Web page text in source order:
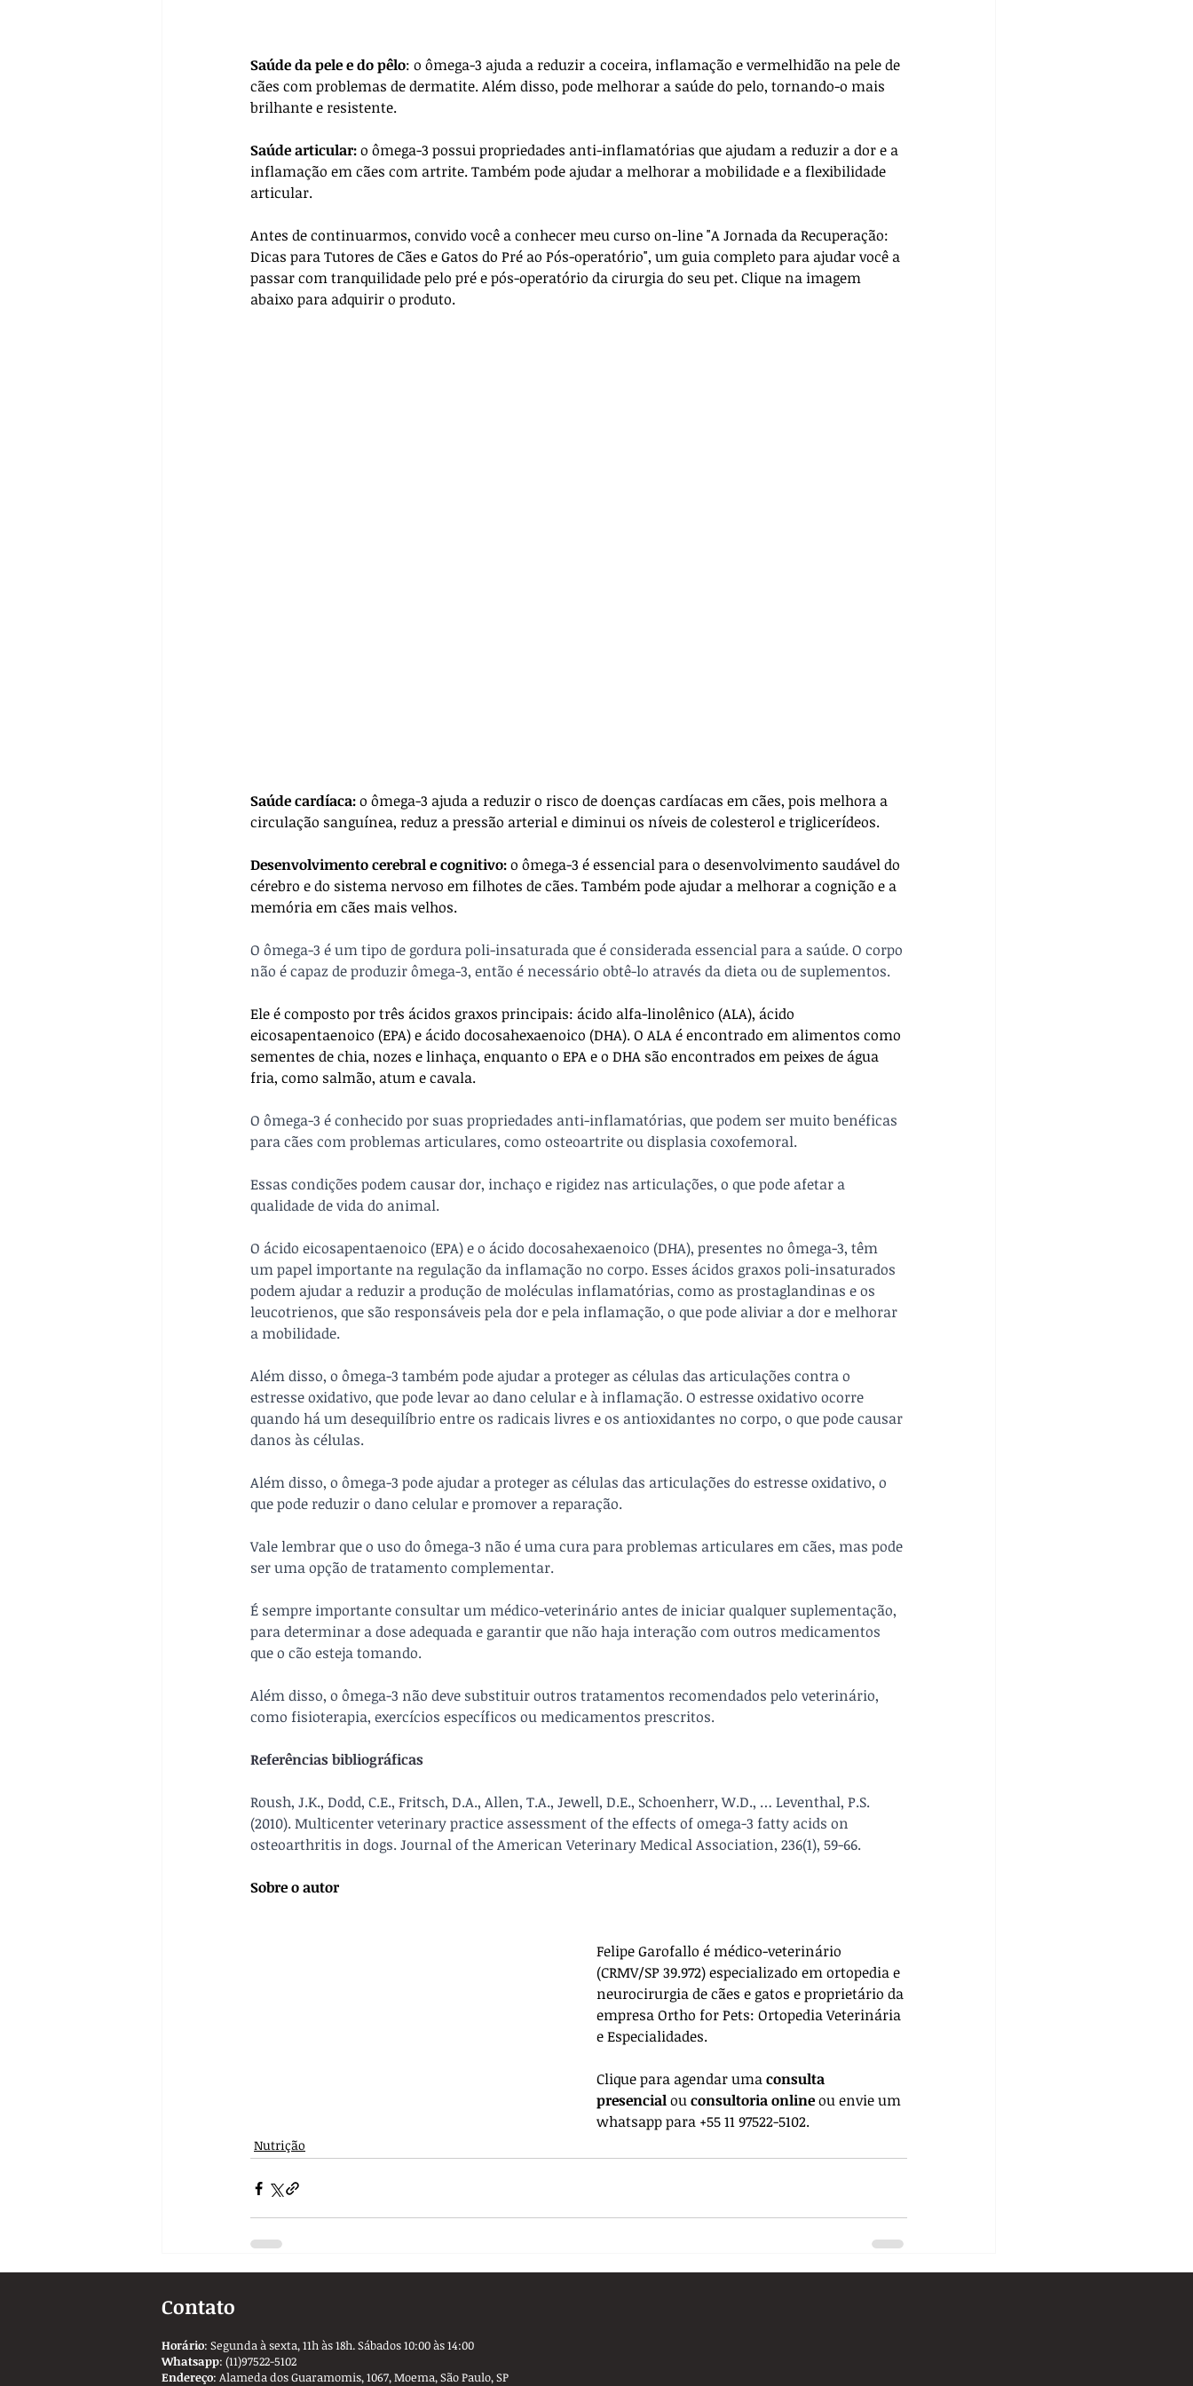
Saúde da pele e do pêlo: o ômega-3 ajuda a reduzir a coceira, inflamação e vermelhidão na pele de
cães com problemas de dermatite. Além disso, pode melhorar a saúde do pelo, tornando-o mais
brilhante e resistente.
Saúde articular: o ômega-3 possui propriedades anti-inflamatórias que ajudam a reduzir a dor e a
inflamação em cães com artrite. Também pode ajudar a melhorar a mobilidade e a flexibilidade
articular.
Antes de continuarmos, convido você a conhecer meu curso on-line "A Jornada da Recuperação:
Dicas para Tutores de Cães e Gatos do Pré ao Pós-operatório", um guia completo para ajudar você a
passar com tranquilidade pelo pré e pós-operatório da cirurgia do seu pet. Clique na imagem
abaixo para adquirir o produto.
Saúde cardíaca: o ômega-3 ajuda a reduzir o risco de doenças cardíacas em cães, pois melhora a
circulação sanguínea, reduz a pressão arterial e diminui os níveis de colesterol e triglicerídeos.
Desenvolvimento cerebral e cognitivo: o ômega-3 é essencial para o desenvolvimento saudável do
cérebro e do sistema nervoso em filhotes de cães. Também pode ajudar a melhorar a cognição e a
memória em cães mais velhos.
O ômega-3 é um tipo de gordura poli-insaturada que é considerada essencial para a saúde. O corpo
não é capaz de produzir ômega-3, então é necessário obtê-lo através da dieta ou de suplementos.
Ele é composto por três ácidos graxos principais: ácido alfa-linolênico (ALA), ácido
eicosapentaenoico (EPA) e ácido docosahexaenoico (DHA). O ALA é encontrado em alimentos como
sementes de chia, nozes e linhaça, enquanto o EPA e o DHA são encontrados em peixes de água
fria, como salmão, atum e cavala.
O ômega-3 é conhecido por suas propriedades anti-inflamatórias, que podem ser muito benéficas
para cães com problemas articulares, como osteoartrite ou displasia coxofemoral.
Essas condições podem causar dor, inchaço e rigidez nas articulações, o que pode afetar a
qualidade de vida do animal.
O ácido eicosapentaenoico (EPA) e o ácido docosahexaenoico (DHA), presentes no ômega-3, têm
um papel importante na regulação da inflamação no corpo. Esses ácidos graxos poli-insaturados
podem ajudar a reduzir a produção de moléculas inflamatórias, como as prostaglandinas e os
leucotrienos, que são responsáveis pela dor e pela inflamação, o que pode aliviar a dor e melhorar
a mobilidade.
Além disso, o ômega-3 também pode ajudar a proteger as células das articulações contra o
estresse oxidativo, que pode levar ao dano celular e à inflamação. O estresse oxidativo ocorre
quando há um desequilíbrio entre os radicais livres e os antioxidantes no corpo, o que pode causar
danos às células.
Além disso, o ômega-3 pode ajudar a proteger as células das articulações do estresse oxidativo, o
que pode reduzir o dano celular e promover a reparação.
Vale lembrar que o uso do ômega-3 não é uma cura para problemas articulares em cães, mas pode
ser uma opção de tratamento complementar.
É sempre importante consultar um médico-veterinário antes de iniciar qualquer suplementação,
para determinar a dose adequada e garantir que não haja interação com outros medicamentos
que o cão esteja tomando.
Além disso, o ômega-3 não deve substituir outros tratamentos recomendados pelo veterinário,
como fisioterapia, exercícios específicos ou medicamentos prescritos.
Referências bibliográficas
Roush, J.K., Dodd, C.E., Fritsch, D.A., Allen, T.A., Jewell, D.E., Schoenherr, W.D., … Leventhal, P.S.
(2010). Multicenter veterinary practice assessment of the effects of omega-3 fatty acids on
osteoarthritis in dogs. Journal of the American Veterinary Medical Association, 236(1), 59-66.
Sobre o autor
Felipe Garofallo é médico-veterinário
(CRMV/SP 39.972) especializado em ortopedia e
neurocirurgia de cães e gatos e proprietário da
empresa Ortho for Pets: Ortopedia Veterinária
e Especialidades.
Clique para agendar uma consulta
presencial ou consultoria online ou envie um
whatsapp para +55 11 97522-5102.
Nutrição
Contato
Horário: Segunda à sexta, 11h às 18h. Sábados 10:00 às 14:00
Whatsapp: (11)97522-5102
Endereço: Alameda dos Guaramomis, 1067, Moema, São Paulo, SP